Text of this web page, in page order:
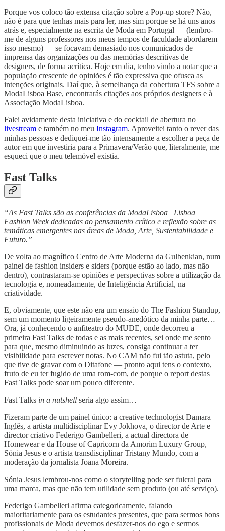
Porque vos coloco tão extensa citação sobre a Pop-up store? Não,
não é para que tenhas mais para ler, mas sim porque se há uns anos
atrás e, especialmente na escrita de Moda em Portugal — (lembro-
me de alguns professores nos meus tempos de faculdade abordarem
isso mesmo) — se focavam demasiado nos comunicados de
imprensa das organizações ou das memórias descritivas de
designers, de forma acrítica. Hoje em dia, tenho vindo a notar que a
população crescente de opiniões é tão expressiva que ofusca as
intenções originais. Daí que, à semelhança da cobertura TFS sobre a
ModaLisboa Base, encontrarás citações aos próprios designers e à
Associação ModaLisboa.
Falei avidamente desta iniciativa e do cocktail de abertura no
livestream e também no meu Instagram. Aproveitei tanto o rever das
minhas pessoas e dediquei-me tão intensamente a escolher a peça de
autor em que investiria para a Primavera/Verão que, literalmente, me
esqueci que o meu telemóvel existia.
Fast Talks
“As Fast Talks são as conferências da ModaLisboa | Lisboa
Fashion Week dedicadas ao pensamento crítico e reflexão sobre as
temáticas emergentes nas áreas de Moda, Arte, Sustentabilidade e
Futuro.”
De volta ao magnífico Centro de Arte Moderna da Gulbenkian, num
painel de fashion insiders e siders (porque estão ao lado, mas não
dentro), contrastaram-se opiniões e perspectivas sobre a utilização da
tecnologia e, nomeadamente, de Inteligência Artificial, na
criatividade.
E, obviamente, que este não era um ensaio do The Fashion Standup,
sem um momento ligeiramente pseudo-anedótico da minha parte…
Ora, já conhecendo o anfiteatro do MUDE, onde decorreu a
primeira Fast Talks de todas e as mais recentes, sei onde me sento
para que, mesmo diminuindo as luzes, consiga continuar a ter
visibilidade para escrever notas. No CAM não fui tão astuta, pelo
que tive de gravar com o Ditafone — pronto aqui tens o contexto,
fruto de eu ter fugido de uma rom-com, de porque o report destas
Fast Talks pode soar um pouco diferente.
Fast Talks in a nutshell seria algo assim…
Fizeram parte de um painel único: a creative technologist Damara
Inglês, a artista multidisciplinar Evy Jokhova, o director de Arte e
director criativo Federigo Gambelleri, a actual directora de
Homewear e da House of Capricorn da Amorim Luxury Group,
Sónia Jesus e o artista transdisciplinar Tristany Mundo, com a
moderação da jornalista Joana Moreira.
Sónia Jesus lembrou-nos como o storytelling pode ser fulcral para
uma marca, mas que não tem utilidade sem produto (ou até serviço).
Federigo Gambelleri afirma categoricamente, falando
maioritariamente para os estudantes presentes, que para sermos bons
profissionais de Moda devemos desfazer-nos do ego e sermos